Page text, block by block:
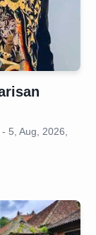
5, Aug, 2026,